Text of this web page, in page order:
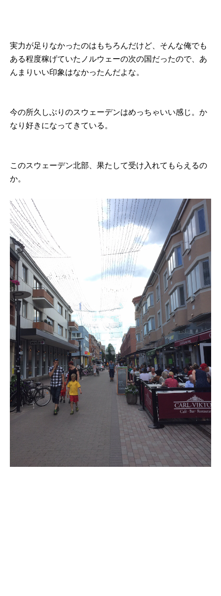
実力が足りなかったのはもちろんだけど、そんな俺でも
ある程度稼げていたノルウェーの次の国だったので、あ
んまりいい印象はなかったんだよな。
今の所久しぶりのスウェーデンはめっちゃいい感じ。か
なり好きになってきている。
このスウェーデン北部、果たして受け入れてもらえるの
か。